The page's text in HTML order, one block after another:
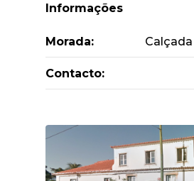
Informações
Morada:
Contacto: